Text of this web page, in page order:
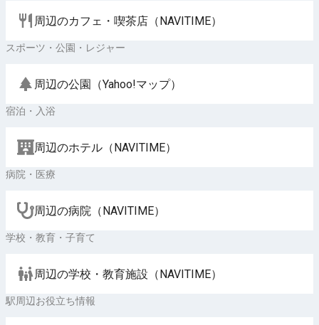
周辺のカフェ・喫茶店（NAVITIME）
スポーツ・公園・レジャー
周辺の公園（Yahoo!マップ）
宿泊・入浴
周辺のホテル（NAVITIME）
病院・医療
周辺の病院（NAVITIME）
学校・教育・子育て
周辺の学校・教育施設（NAVITIME）
駅周辺お役立ち情報